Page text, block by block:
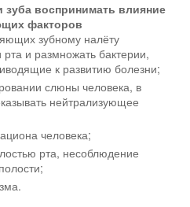
зуба воспринимать влияние
факторов
зубному налёту
и размножать бактерии,
к развитию болезни;
слюны человека, в
нейтрализующее
человека;
рта, несоблюдение